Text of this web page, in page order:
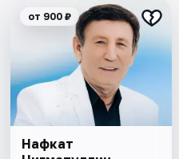
от 900 ₽
Нафкат